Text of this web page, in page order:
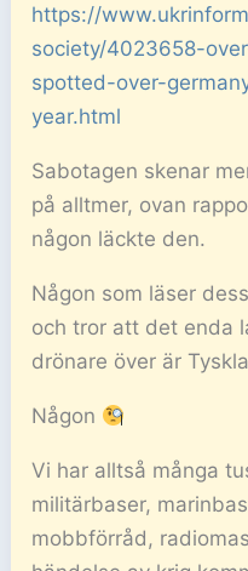
https://
society/4023658-
spotted-over-
year.html
Sabotagen skenar
på alltmer, ovan
någon läckte den.
Någon som läser
och tror att det enda
drönare över är
Någon
Vi har alltså många
militärbaser,
mobbförråd,